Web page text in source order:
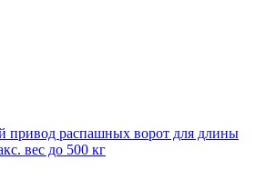
привод распашных ворот для длины
вес до 500 кг